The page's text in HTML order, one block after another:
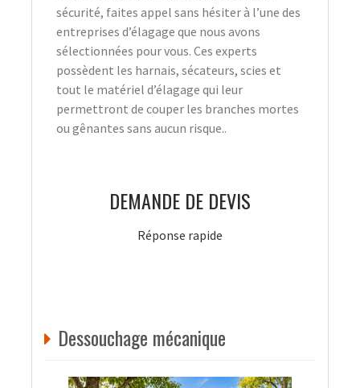
sécurité, faites appel sans hésiter à l’une des
entreprises d’élagage que nous avons
sélectionnées pour vous. Ces experts
possèdent les harnais, sécateurs, scies et
tout le matériel d’élagage qui leur
permettront de couper les branches mortes
ou gênantes sans aucun risque..
DEMANDE DE DEVIS
Réponse rapide
Dessouchage mécanique